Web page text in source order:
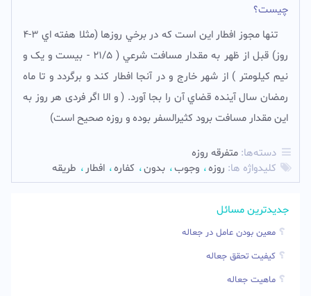
چیست؟
تنها مجوز افطار اين است که در برخي روزها (مثلا هفته اي 3-4
روز) قبل از ظهر به مقدار مسافت شرعي ( 21/5 - بیست و یک و
نیم کیلومتر ) از شهر خارج و در آنجا افطار کند و برگردد و تا ماه
رمضان سال آينده قضاي آن را بجا آورد. ( و الا اگر فردی هر روز به
این مقدار مسافت برود کثیرالسفر بوده و روزه صحیح است)
دسته‌ها: متفرقه روزه
کلیدواژه ها: روزه وجوب بدون کفاره افطار طریقه
جدیدترین مسائل
معین بودن عامل در جعاله
کیفیت تحقق جعاله
ماهیت جعاله